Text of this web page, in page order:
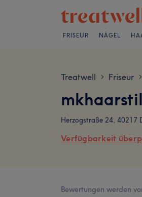
FRISEUR NÄGEL
Treatwell > Friseur >
Herzogstraße 24, 40217
Verfügbarkeit
Bewertungen werden